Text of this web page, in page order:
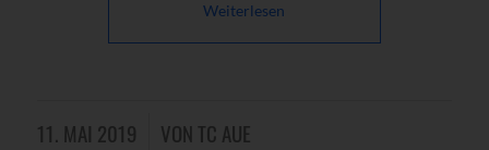
Weiterlesen
11. MAI 2019 VON TC AUE